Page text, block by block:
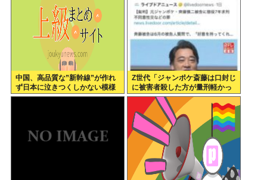
中国、高品質な”新幹線”が作れ
ず日本に泣きつくしかない模様
www
Z世代「ジャンポケ斎藤は口封じ
に被害者殺した方が量刑軽かっ
ただろ 」←1万いいね❤️